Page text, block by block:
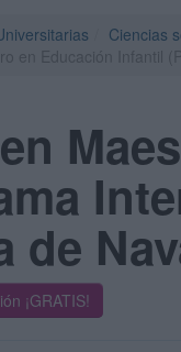
Ciencias
de
¡GRATIS!